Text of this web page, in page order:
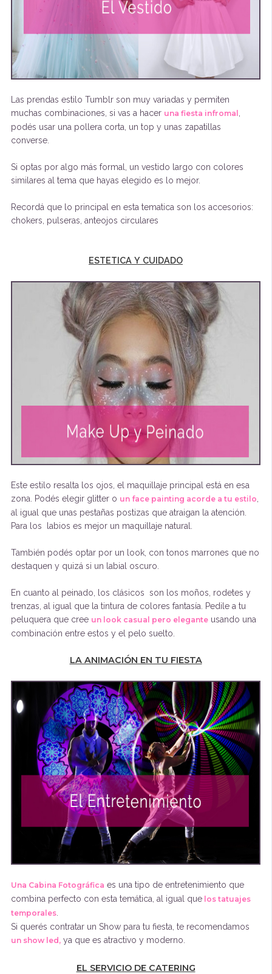
Las prendas estilo Tumblr son muy variadas y permiten
muchas combinaciones, si vas a hacer una fiesta infromal
podés usar una pollera corta, un top y unas zapatillas
converse.
Si optas por algo más formal, un vestido largo con colores
similares al tema que hayas elegido es lo mejor.
Recordá que lo principal en esta tematica son los accesorios:
chokers, pulseras, anteojos circulares
ESTETICA Y CUIDADO
Este estilo resalta los ojos, el maquillaje principal está en esa
zona. Podés elegir glitter o un face painting acorde a tu estilo
al igual que unas pestañas postizas que atraigan la atención.
Para los labios es mejor un maquillaje natural.
También podés optar por un look, con tonos marrones que no
destaquen y quizá si un labial oscuro.
En cuanto al peinado, los clásicos son los moños, rodetes y
trenzas, al igual que la tintura de colores fantasía. Pedile a tu
peluquera que cree un look casual pero eleganteusando una
combinación entre estos y el pelo suelto.
LA ANIMACIÓN EN TU FIESTA
Una Cabina Fotográfica es una tipo de entretenimiento que
combina perfecto con esta temática, al igual quelos tatuajes
temporales.
Si querés contratar un Show para tu fiesta, te recomendamos
un show led ,ya que es atractivo y moderno.
EL SERVICIO DE CATERING